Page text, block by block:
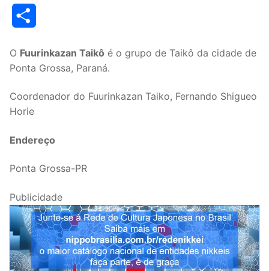
O Fuurinkazan Taikô é o grupo de Taikô da cidade de
Ponta Grossa, Paraná.
Coordenador do Fuurinkazan Taiko, Fernando Shigueo
Horie
Endereço
Ponta Grossa-PR
Publicidade